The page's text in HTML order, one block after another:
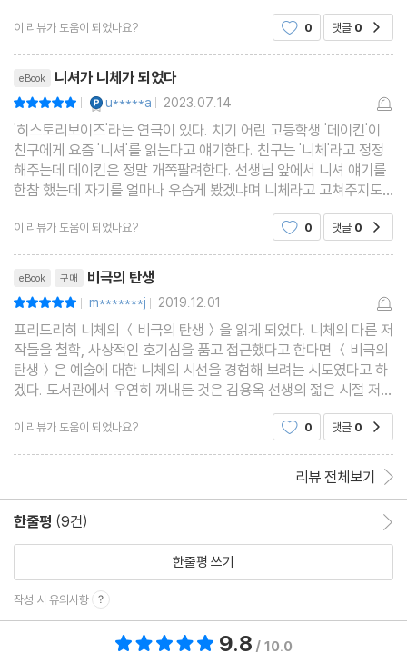
이 리뷰가 도움이 되었나요? 0 댓글 0
eBook 니셔가 니체가 되었다
| u*****a | 2023.07.14
'히스토리보이즈'라는 연극이 있다. 치기 어린 고등학생 '데이킨'이
친구에게 요즘 '니셔'를 읽는다고 얘기한다. 친구는 '니체'라고 정정
해주는데 데이킨은 정말 개쪽팔려한다. 선생님 앞에서 니셔 얘기를
한참 했는데 자기를 얼마나 우습게 봤겠냐며 니체라고 고쳐주지도
않았다고 방방뛴다. 그 연극을 보고 난 뒤부터 울딸과 나는 니체를
니셔라고 부르며 우리만의 암호처럼 웃곤 했다.
이 리뷰가 도움이 되었나요? 0 댓글 0
eBook 구매 비극의 탄생
| m*******j | 2019.12.01
프리드리히 니체의 ＜비극의 탄생＞을 읽게 되었다. 니체의 다른 저
작들을 철학, 사상적인 호기심을 품고 접근했다고 한다면 ＜비극의
탄생＞은 예술에 대한 니체의 시선을 경험해 보려는 시도였다고 하
겠다. 도서관에서 우연히 꺼내든 것은 김용옥 선생의 젊은 시절 저작
이었고 그것은 연극에 관한 것이었다. 그가 말하려던 어떤 놈점 중
하나를 "이것에 관해서는 니체의 ＜비극의 탄생
이 리뷰가 도움이 되었나요? 0 댓글 0
리뷰 전체보기
한줄평 (9건)
한줄평 쓰기
작성 시 유의사항
9.8 / 10.0